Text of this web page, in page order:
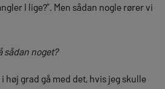
I lige?”. Men sådan nogle rører vi
sådan noget?
høj grad gå med det, hvis jeg skulle